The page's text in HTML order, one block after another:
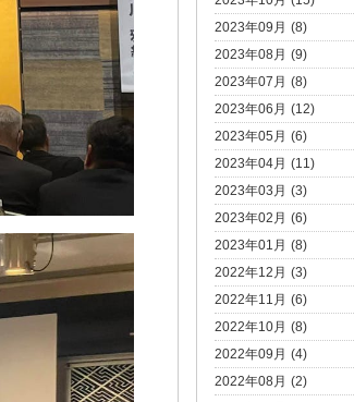
2023年09月 (8)
2023年08月 (9)
2023年07月 (8)
2023年06月 (12)
2023年05月 (6)
2023年04月 (11)
2023年03月 (3)
2023年02月 (6)
2023年01月 (8)
2022年12月 (3)
2022年11月 (6)
2022年10月 (8)
2022年09月 (4)
2022年08月 (2)